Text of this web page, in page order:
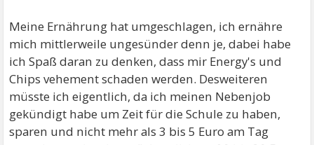
Meine Ernährung hat umgeschlagen, ich ernähre
mich mittlerweile ungesünder denn je, dabei habe
ich Spaß daran zu denken, dass mir Energy's und
Chips vehement schaden werden. Desweiteren
müsste ich eigentlich, da ich meinen Nebenjob
gekündigt habe um Zeit für die Schule zu haben,
sparen und nicht mehr als 3 bis 5 Euro am Tag